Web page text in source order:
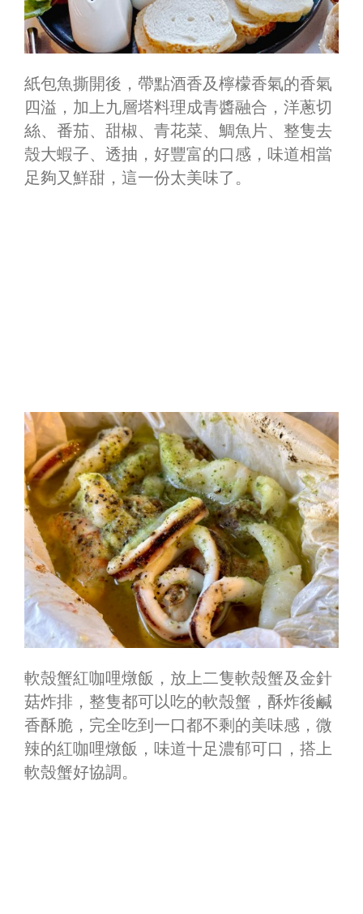
紙包魚撕開後，帶點酒香及檸檬香氣的香氣
四溢，加上九層塔料理成青醬融合，洋蔥切
絲、番茄、甜椒、青花菜、鯛魚片、整隻去
殼大蝦子、透抽，好豐富的口感，味道相當
足夠又鮮甜，這一份太美味了。
軟殼蟹紅咖哩燉飯，放上二隻軟殼蟹及金針
菇炸排，整隻都可以吃的軟殼蟹，酥炸後鹹
香酥脆，完全吃到一口都不剩的美味感，微
辣的紅咖哩燉飯，味道十足濃郁可口，搭上
軟殼蟹好協調。